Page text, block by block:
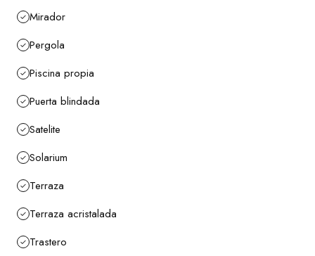
Mirador
Pergola
Piscina propia
Puerta blindada
Satelite
Solarium
Terraza
Terraza acristalada
Trastero